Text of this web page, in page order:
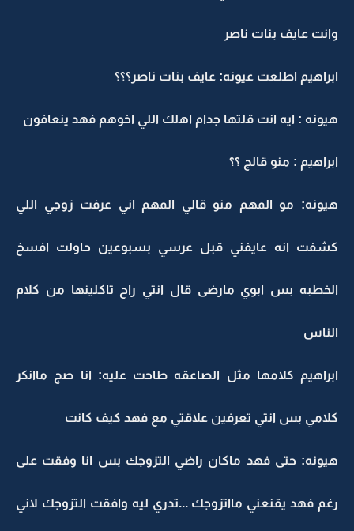
وانت عايف بنات ناصر
ابراهيم اطلعت عيونه: عايف بنات ناصر؟؟؟
هيونه : ايه انت قلتها جدام اهلك اللي اخوهم فهد ينعافون
ابراهيم : منو قالج ؟؟
هيونه: مو المهم منو قالي المهم اني عرفت زوجي اللي
كشفت انه عايفني قبل عرسي بسبوعين حاولت افسخ
الخطبه بس ابوي مارضى قال انتي راح تاكلينها من كلام
الناس
ابراهيم كلامها مثل الصاعقه طاحت عليه: انا صج ماانكر
كلامي بس انتي تعرفين علاقتي مع فهد كيف كانت
هيونه: حتى فهد ماكان راضي التزوجك بس انا وفقت على
رغم فهد يقنعني مااتزوجك ...تدري ليه وافقت التزوجك لاني